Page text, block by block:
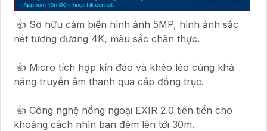
👍 Sở hữu cảm biến hình ảnh 5MP, hình ảnh sắc
nét tương đương 4K, màu sắc chân thực.
👍 Micro tích hợp kín đáo và khéo léo cùng khả
năng truyền âm thanh qua cáp đồng trục.
👍 Công nghệ hồng ngoại EXIR 2.0 tiên tiến cho
khoảng cách nhìn ban đêm lên tới 30m.